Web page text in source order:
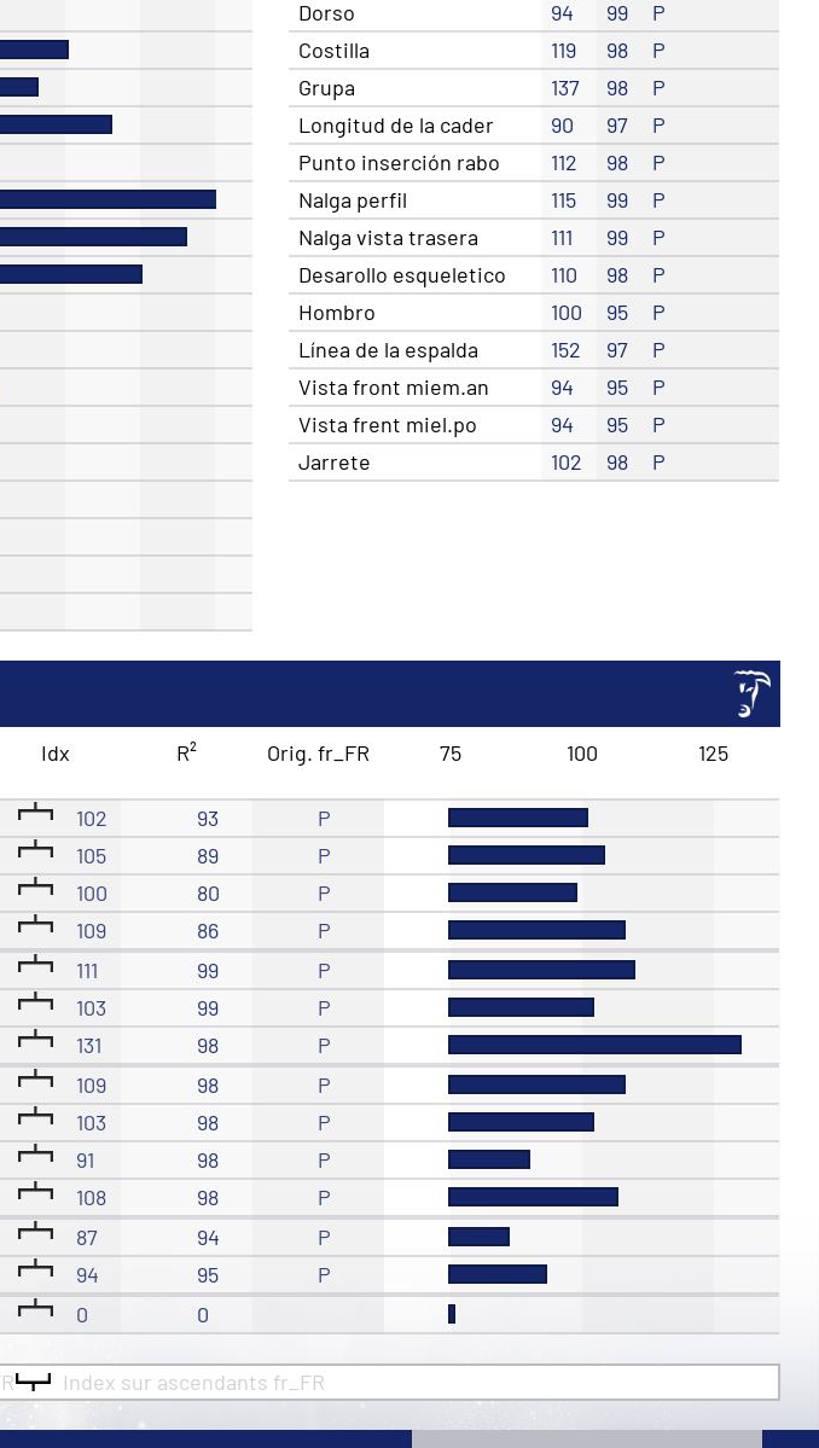
Dorso
94 99
P
Costilla
119 98
P
Grupa
137 98
P
Longitud de la cader
90 97
P
Punto inserción rabo
112 98
P
Nalga perfil
115 99
P
Nalga vista trasera
111 99
P
Desarollo esqueletico
110 98
P
Hombro
100 95
P
Línea de la espalda
152 97
P
Vista front miem.an
94 95
P
Vista frent miel.po
94 95
P
Jarrete
102 98 P
Idx R² Orig. fr_FR 75 100 125
102 93
P
105 89
P
100 80
P
109 86 P
111 99
P
103 99
P
131 98 P
109 98
P
103 98
P
91 98
P
108 98 P
87 94
P
94 95
P
0 0
Index sur ascendants fr_FR